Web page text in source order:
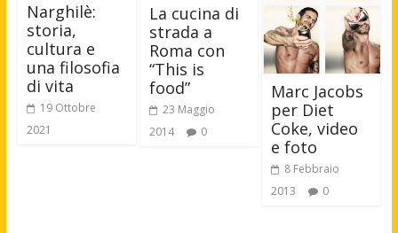
Narghilè:
storia,
cultura e
una filosofia
di vita
19 Ottobre
2021
La cucina di
strada a
Roma con
“This is
food”
23 Maggio
2014
0
Marc Jacobs
per Diet
Coke, video
e foto
8 Febbraio
2013
0